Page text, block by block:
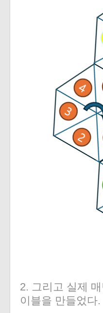
2. 그리고 실제
이블을 만들었다.